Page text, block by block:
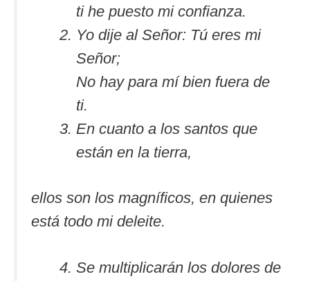
ti he puesto mi confianza.
Yo dije al Señor: Tú eres mi
Señor;
No hay para mí bien fuera de
ti.
En cuanto a los santos que
están en la tierra,
ellos son los magníficos, en quienes
está todo mi deleite.
Se multiplicarán los dolores de